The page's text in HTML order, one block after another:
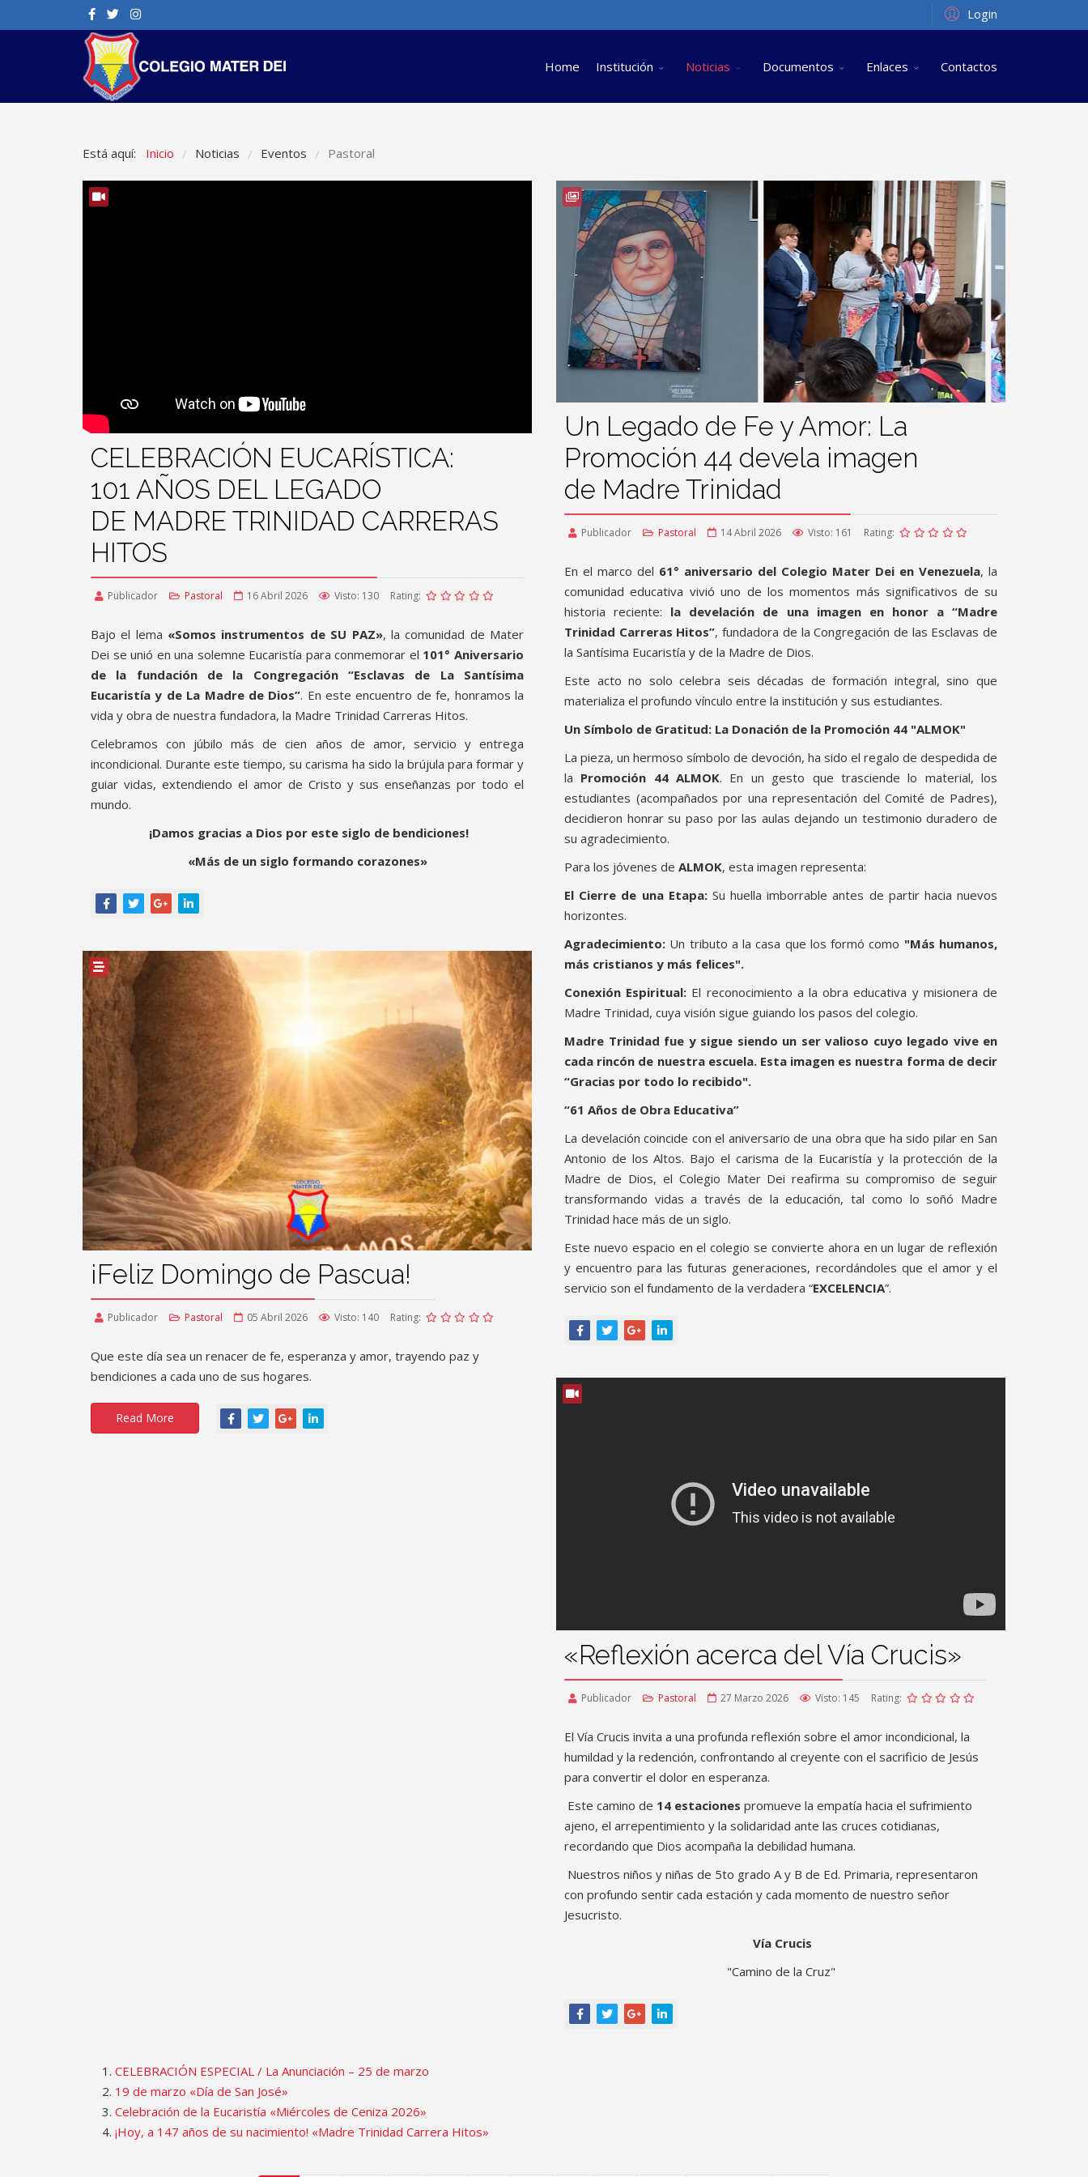
Login
Home Institución Noticias Documentos Enlaces Contactos
Está aquí: Inicio / Noticias / Eventos / Pastoral
CELEBRACIÓN EUCARÍSTICA:
101 AÑOS DEL LEGADO
DE MADRE TRINIDAD CARRERAS
HITOS
Publicador Pastoral 16 Abril 2026 Visto: 130 Rating:
Bajo el lema «Somos instrumentos de SU PAZ», la comunidad de Mater
Dei se unió en una solemne Eucaristía para conmemorar el 101° Aniversario
de la fundación de la Congregación “Esclavas de La Santísima
Eucaristía y de La Madre de Dios”. En este encuentro de fe, honramos la
vida y obra de nuestra fundadora, la Madre Trinidad Carreras Hitos.
Celebramos con júbilo más de cien años de amor, servicio y entrega
incondicional. Durante este tiempo, su carisma ha sido la brújula para formar y
guiar vidas, extendiendo el amor de Cristo y sus enseñanzas por todo el
mundo.
¡Damos gracias a Dios por este siglo de bendiciones!
«Más de un siglo formando corazones»
Un Legado de Fe y Amor: La
Promoción 44 devela imagen
de Madre Trinidad
Publicador Pastoral 14 Abril 2026 Visto: 161 Rating:
En el marco del 61° aniversario del Colegio Mater Dei en Venezuela, la
comunidad educativa vivió uno de los momentos más significativos de su
historia reciente: la develación de una imagen en honor a “Madre
Trinidad Carreras Hitos”, fundadora de la Congregación de las Esclavas de
la Santísima Eucaristía y de la Madre de Dios.
Este acto no solo celebra seis décadas de formación integral, sino que
materializa el profundo vínculo entre la institución y sus estudiantes.
Un Símbolo de Gratitud: La Donación de la Promoción 44 "ALMOK"
La pieza, un hermoso símbolo de devoción, ha sido el regalo de despedida de
la Promoción 44 ALMOK. En un gesto que trasciende lo material, los
estudiantes (acompañados por una representación del Comité de Padres),
decidieron honrar su paso por las aulas dejando un testimonio duradero de
su agradecimiento.
Para los jóvenes de ALMOK, esta imagen representa:
El Cierre de una Etapa:Su huella imborrable antes de partir hacia nuevos
horizontes.
Agradecimiento: Un tributo a la casa que los formó como "Más humanos,
más cristianos y más felices".
Conexión Espiritual: El reconocimiento a la obra educativa y misionera de
Madre Trinidad, cuya visión sigue guiando los pasos del colegio.
Madre Trinidad fue y sigue siendo un ser valioso cuyo legado vive en
cada rincón de nuestra escuela. Esta imagen es nuestra forma de decir
“Gracias por todo lo recibido".
“61 Años de Obra Educativa”
La develación coincide con el aniversario de una obra que ha sido pilar en San
Antonio de los Altos. Bajo el carisma de la Eucaristía y la protección de la
Madre de Dios, el Colegio Mater Dei reafirma su compromiso de seguir
transformando vidas a través de la educación, tal como lo soñó Madre
Trinidad hace más de un siglo.
Este nuevo espacio en el colegio se convierte ahora en un lugar de reflexión
y encuentro para las futuras generaciones, recordándoles que el amor y el
servicio son el fundamento de la verdadera “EXCELENCIA”.
¡Feliz Domingo de Pascua!
Publicador Pastoral 05 Abril 2026 Visto: 140 Rating:
Que este día sea un renacer de fe, esperanza y amor, trayendo paz y
bendiciones a cada uno de sus hogares.
Read More
«Reflexión acerca del Vía Crucis»
Publicador Pastoral 27 Marzo 2026 Visto: 145 Rating:
El Vía Crucis invita a una profunda reflexión sobre el amor incondicional, la
humildad y la redención, confrontando al creyente con el sacrificio de Jesús
para convertir el dolor en esperanza.
Este camino de 14 estaciones promueve la empatía hacia el sufrimiento
ajeno, el arrepentimiento y la solidaridad ante las cruces cotidianas,
recordando que Dios acompaña la debilidad humana.
Nuestros niños y niñas de 5to grado A y B de Ed. Primaria, representaron
con profundo sentir cada estación y cada momento de nuestro señor
Jesucristo.
Vía Crucis
"Camino de la Cruz"
CELEBRACIÓN ESPECIAL / La Anunciación – 25 de marzo
19 de marzo «Día de San José»
Celebración de la Eucaristía «Miércoles de Ceniza 2026»
¡Hoy, a 147 años de su nacimiento! «Madre Trinidad Carrera Hitos»